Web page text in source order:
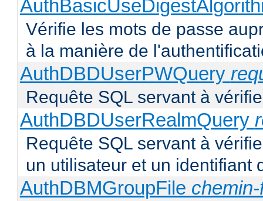
Vérifie les mots de passe
à la manière de
AuthDBDUserPWQuery
Requête SQL servant à
AuthDBDUserRealmQuery
Requête SQL servant à
un utilisateur et un identifiant
AuthDBMGroupFile